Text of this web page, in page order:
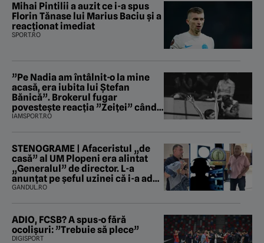
Mihai Pintilii a auzit ce i-a spus
Florin Tănase lui Marius Baciu și a
reacționat imediat
SPORT.RO
”Pe Nadia am întâlnit-o la mine
acasă, era iubita lui Ștefan
Bănică”. Brokerul fugar
povestește reacția ”Zeiței” când
i-a intrat în baie
IAMSPORT.RO
STENOGRAME | Afaceristul „de
casă” al UM Plopeni era alintat
„Generalul” de director. L-a
anunțat pe șeful uzinei că i-a adus
„subțireanu, așa”
GANDUL.RO
ADIO, FCSB? A spus-o fără
ocolișuri: ”Trebuie să plece”
DIGISPORT